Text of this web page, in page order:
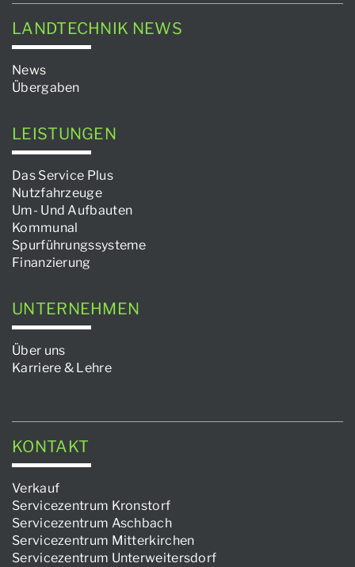
LANDTECHNIK NEWS
News
Übergaben
LEISTUNGEN
Das Service Plus
Nutzfahrzeuge
Um- Und Aufbauten
Kommunal
Spurführungssysteme
Finanzierung
UNTERNEHMEN
Über uns
Karriere & Lehre
KONTAKT
Verkauf
Servicezentrum Kronstorf
Servicezentrum Aschbach
Servicezentrum Mitterkirchen
Servicezentrum Unterweitersdorf